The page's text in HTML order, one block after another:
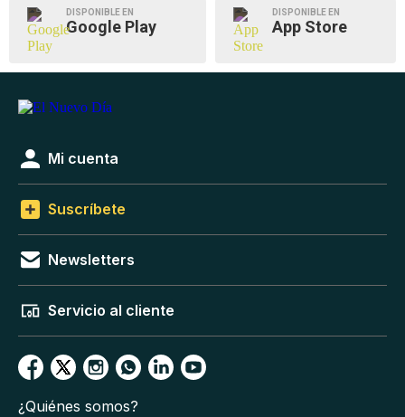
DISPONIBLE EN
Google Play
DISPONIBLE EN
App Store
Mi cuenta
Suscríbete
Newsletters
Servicio al cliente
¿Quiénes somos?